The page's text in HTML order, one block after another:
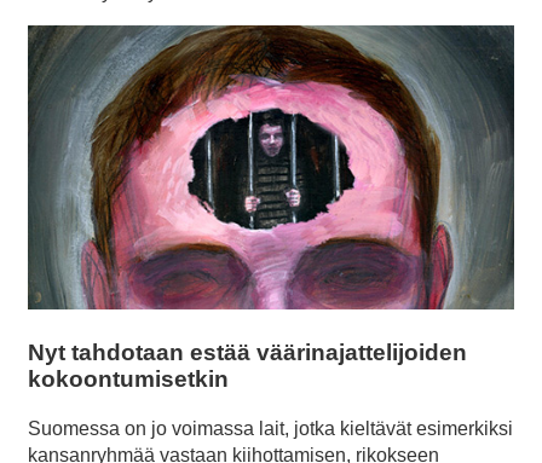
Nyt tahdotaan estää väärinajattelijoiden
kokoontumisetkin
Suomessa on jo voimassa lait, jotka kieltävät esimerkiksi
kansanryhmää vastaan kiihottamisen, rikokseen